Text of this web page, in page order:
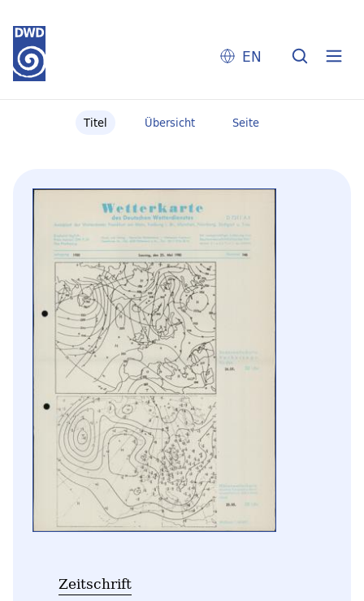
EN
Titel Übersicht Seite
Zeitschrift